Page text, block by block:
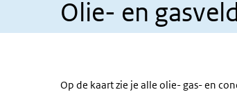
Olie- en
Op de kaart zie je alle olie- gas- en